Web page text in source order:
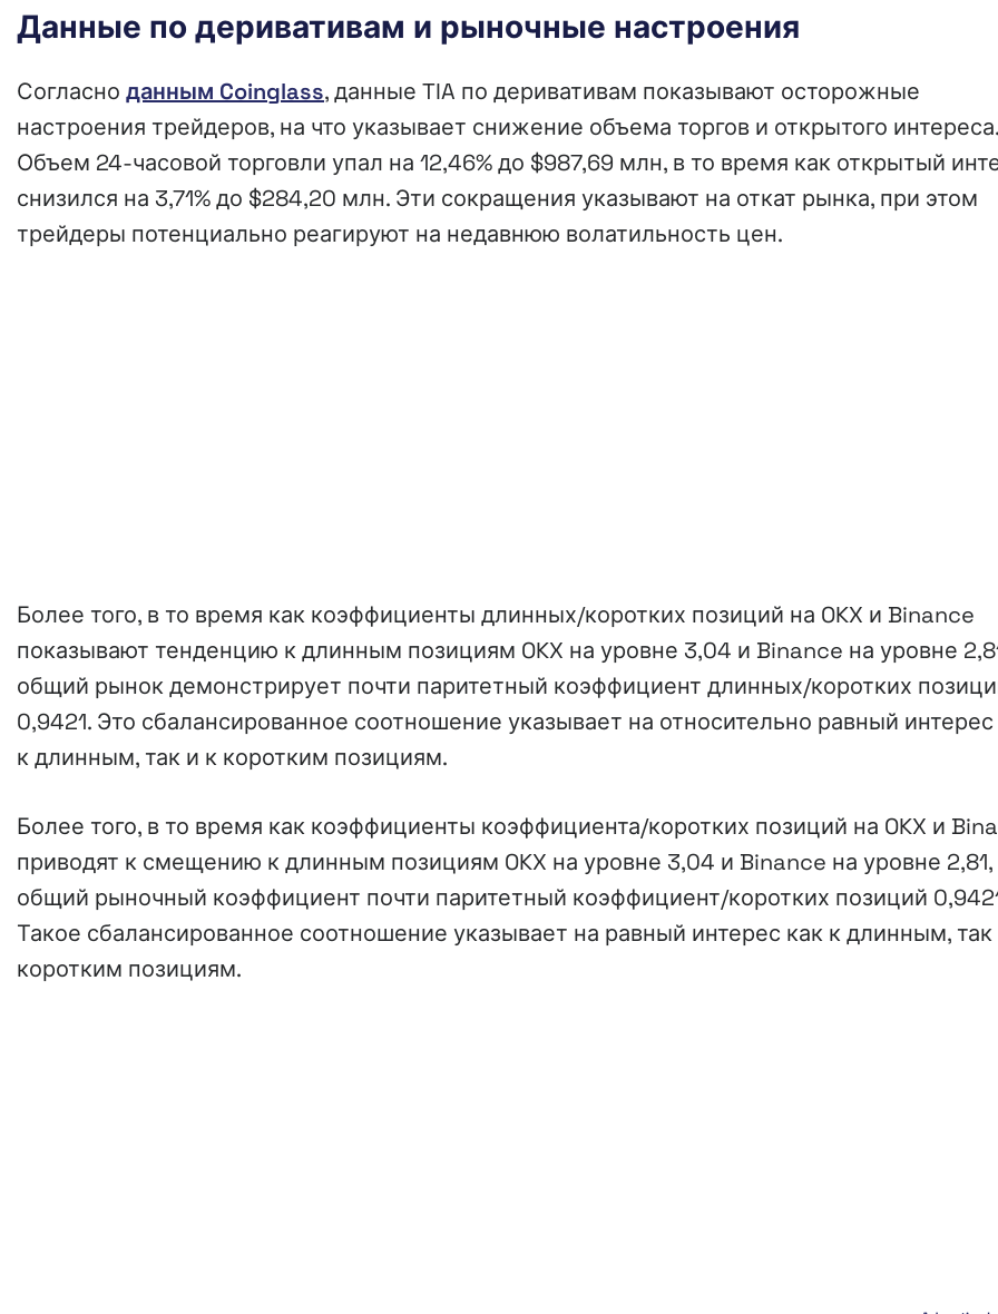
Данные по деривативам и рыночные настроения
Согласно данным Coinglass, данные TIA по деривативам показывают осторожные
настроения трейдеров, на что указывает снижение объема торгов и открытого интереса.
Объем 24-часовой торговли упал на 12,46% до $987,69 млн, в то время как открытый
снизился на 3,71% до $284,20 млн. Эти сокращения указывают на откат рынка, при этом
трейдеры потенциально реагируют на недавнюю волатильность цен.
Более того, в то время как коэффициенты длинных/коротких позиций на OKX и Binance
показывают тенденцию к длинным позициям OKX на уровне 3,04 и Binance на уровне
общий рынок демонстрирует почти паритетный коэффициент длинных/коротких
0,9421. Это сбалансированное соотношение указывает на относительно равный интерес
к длинным, так и к коротким позициям.
Более того, в то время как коэффициенты коэффициента/коротких позиций на OKX и
приводят к смещению к длинным позициям OKX на уровне 3,04 и Binance на уровне 2,81,
общий рыночный коэффициент почти паритетный коэффициент/коротких позиций
Такое сбалансированное соотношение указывает на равный интерес как к длинным, так
коротким позициям.